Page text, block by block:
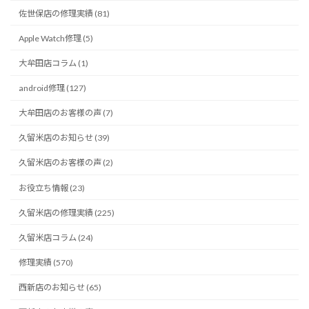
佐世保店の修理実績 (81)
Apple Watch修理 (5)
大牟田店コラム (1)
android修理 (127)
大牟田店のお客様の声 (7)
久留米店のお知らせ (39)
久留米店のお客様の声 (2)
お役立ち情報 (23)
久留米店の修理実績 (225)
久留米店コラム (24)
修理実績 (570)
西新店のお知らせ (65)